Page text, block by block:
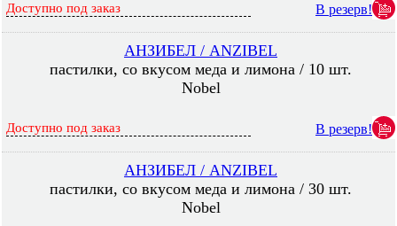
Доступно под заказ В резерв!
АНЗИБЕЛ / ANZIBEL
пастилки, со вкусом меда и лимона / 10 шт.
Nobel
Доступно под заказ В резерв!
АНЗИБЕЛ / ANZIBEL
пастилки, со вкусом меда и лимона / 30 шт.
Nobel